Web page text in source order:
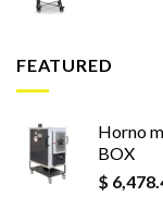
FEATURED
Horno
BOX
$